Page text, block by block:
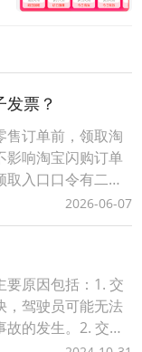
票？
售订单前，领取淘
影响淘宝闪购订单
入口口令有二种
】，打开手
后，输入淘宝闪购
领取当天可用的有
2026-06-07
要原因包括：1. 交
，驾驶员可能无法
的发生。2. 交通